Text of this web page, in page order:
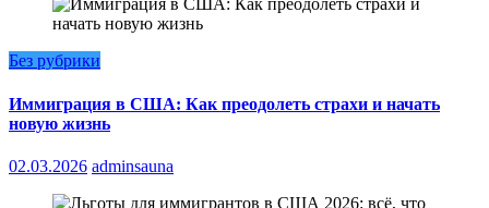
Без рубрики
Иммиграция в США: Как преодолеть страхи и начать
новую жизнь
02.03.2026 adminsauna